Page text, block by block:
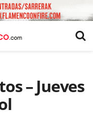
– Jueves